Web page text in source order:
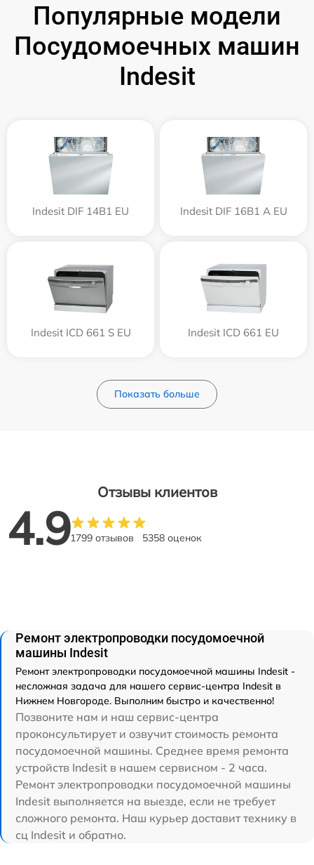
Популярные модели
Посудомоечных машин
Indesit
Indesit DIF 14B1 EU Indesit DIF 16B1 A EU
Indesit ICD 661 S EU Indesit ICD 661 EU
Показать больше
Отзывы клиентов
4.91799 отзывов 5358 оценок
Ремонт электропроводки посудомоечной
машины Indesit
Ремонт электропроводки посудомоечной машины Indesit -
несложная задача для нашего сервис-центра Indesit в
Нижнем Новгороде. Выполним быстро и качественно!
Позвоните нам и наш сервис-центра
проконсультирует и озвучит стоимость ремонта
посудомоечной машины. Среднее время ремонта
устройств Indesit в нашем сервисном - 2 часа.
Ремонт электропроводки посудомоечной машины
Indesit выполняется на выезде, если не требует
сложного ремонта. Наш курьер доставит технику в
сц Indesit и обратно.